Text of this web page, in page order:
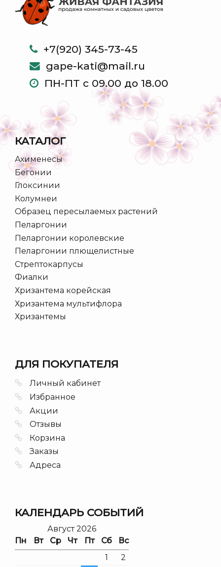
+7(920) 345-73-45
gape-kati@mail.ru
ПН-ПТ с 09.00 до 18.00
КАТАЛОГ
Ахименесы
Бегонии
Глоксинии
Колумнеи
Образец пересылаемых растений
Пеларгонии
Пеларгонии королевские
Пеларгонии плющелистные
Стрептокарпусы
Фиалки
Хризантема корейская
Хризантема мультифлора
Хризантемы
ДЛЯ ПОКУПАТЕЛЯ
Личный кабинет
Избранное
Акции
Отзывы
Корзина
Заказы
Адреса
КАЛЕНДАРЬ СОБЫТИЙ
Август 2026
Пн
Вт Ср Чт Пт Сб
Вс
1
2